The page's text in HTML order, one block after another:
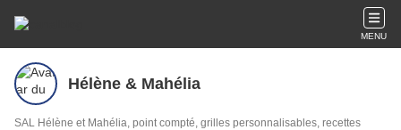
MENU
Hélène & Mahélia
SAL Hélène et Mahélia, point compté, grilles personnalisables, recettes